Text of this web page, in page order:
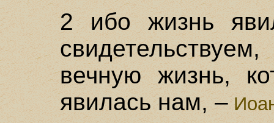
2 ибо жизнь
вечную жизнь,
явилась нам, –